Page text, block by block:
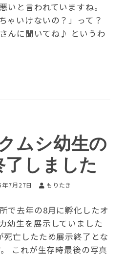
いと言われていますね。
ゃいけないの？」って？
んに聞いてね♪ というわ
ムシ幼生の
了しました
7月27日 もりたき
で去年の8月に孵化したオ
幼生を展示していました
亡したため展示終了とな
これが生存時最後の写真